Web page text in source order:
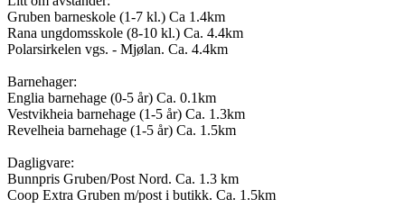
Gruben barneskole (1-7 kl.) Ca 1.4km
Rana ungdomsskole (8-10 kl.) Ca. 4.4km
Polarsirkelen vgs. - Mjølan. Ca. 4.4km
Barnehager:
Englia barnehage (0-5 år) Ca. 0.1km
Vestvikheia barnehage (1-5 år) Ca. 1.3km
Revelheia barnehage (1-5 år) Ca. 1.5km
Dagligvare:
Bunnpris Gruben/Post Nord. Ca. 1.3 km
Coop Extra Gruben m/post i butikk. Ca. 1.5km